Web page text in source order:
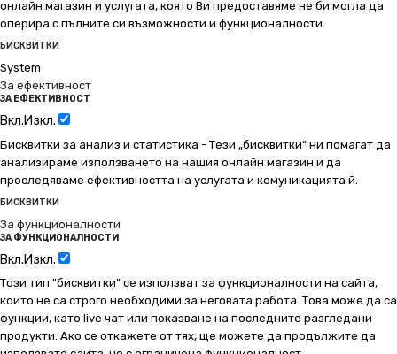
онлайн магазин и услугата, която Ви предоставяме не би могла да
оперира с пълните си възможности и функционалности.
БИСКВИТКИ
System
За ефективност
ЗА ЕФЕКТИВНОСТ
Вкл.Изкл.
Бисквитки за анализ и статистика - Тези „бисквитки“ ни помагат да
анализираме използването на нашия онлайн магазин и да
проследяваме ефективността на услугата и комуникацията й.
БИСКВИТКИ
За функционалности
ЗА ФУНКЦИОНАЛНОСТИ
Вкл.Изкл.
Този тип "бисквитки" се използват за функционалности на сайта,
които не са строго необходими за неговата работа. Това може да са
функции, като live чат или показване на последните разгледани
продукти. Ако се откажете от тях, ще можете да продължите да